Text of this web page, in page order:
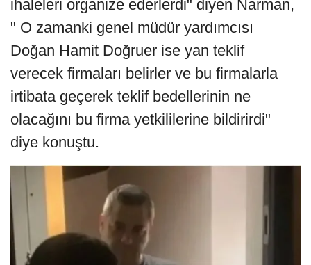
ihaleleri organize ederlerdi" diyen Narman,
" O zamanki genel müdür yardımcısı
Doğan Hamit Doğruer ise yan teklif
verecek firmaları belirler ve bu firmalarla
irtibata geçerek teklif bedellerinin ne
olacağını bu firma yetkililerine bildirirdi"
diye konuştu.